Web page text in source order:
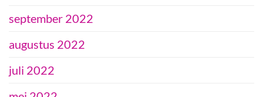
september 2022
augustus 2022
juli 2022